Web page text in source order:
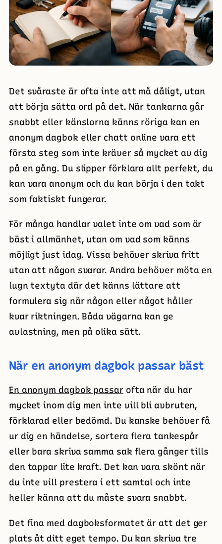
Det svåraste är ofta inte att må dåligt, utan
att börja sätta ord på det. När tankarna går
snabbt eller känslorna känns röriga kan en
anonym dagbok eller chatt online vara ett
första steg som inte kräver så mycket av dig
på en gång. Du slipper förklara allt perfekt, du
kan vara anonym och du kan börja i den takt
som faktiskt fungerar.
För många handlar valet inte om vad som är
bäst i allmänhet, utan om vad som känns
möjligt just idag. Vissa behöver skriva fritt
utan att någon svarar. Andra behöver möta en
lugn textyta där det känns lättare att
formulera sig när någon eller något håller
kvar riktningen. Båda vägarna kan ge
avlastning, men på olika sätt.
När en anonym dagbok passar bäst
En anonym dagbok passarofta när du har
mycket inom dig men inte vill bli avbruten,
förklarad eller bedömd. Du kanske behöver få
ur dig en händelse, sortera flera tankespår
eller bara skriva samma sak flera gånger tills
den tappar lite kraft. Det kan vara skönt när
du inte vill prestera i ett samtal och inte
heller känna att du måste svara snabbt.
Det fina med dagboksformatet är att det ger
plats åt ditt eget tempo. Du kan skriva tre